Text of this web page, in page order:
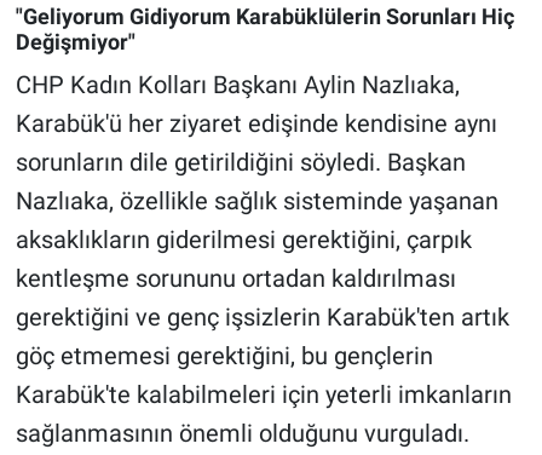
"Geliyorum Gidiyorum Karabüklülerin Sorunları Hiç
Değişmiyor"
CHP Kadın Kolları Başkanı Aylin Nazlıaka,
Karabük'ü her ziyaret edişinde kendisine aynı
sorunların dile getirildiğini söyledi. Başkan
Nazlıaka, özellikle sağlık sisteminde yaşanan
aksaklıkların giderilmesi gerektiğini, çarpık
kentleşme sorununu ortadan kaldırılması
gerektiğini ve genç işsizlerin Karabük'ten artık
göç etmemesi gerektiğini, bu gençlerin
Karabük'te kalabilmeleri için yeterli imkanların
sağlanmasının önemli olduğunu vurguladı.